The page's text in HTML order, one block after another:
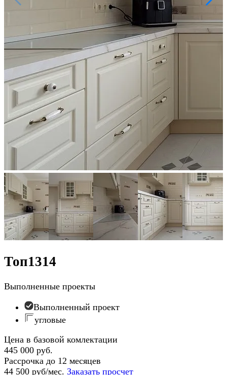
Топ1314
Выполненные проекты
Выполненный проект
угловые
Цена в базовой комлектации
445 000 руб.
Рассрочка до 12 месяцев
44 500 руб/мес. Заказать просчет